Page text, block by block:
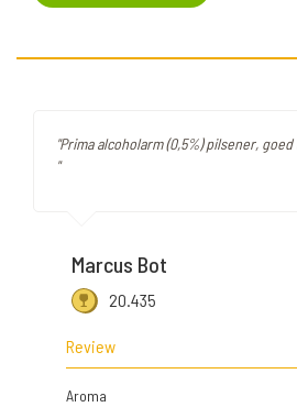
"Prima alcoholarm (0,5%) pilsener,
"
Marcus Bot
20.435
Review
Aroma